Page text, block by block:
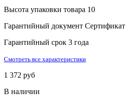
Высота упаковки товара 10
Гарантийный документ Сертификат
Гарантийный срок 3 года
Смотреть все характеристики
1 372 руб
В наличии